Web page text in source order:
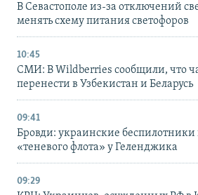
В Севастополе из-за отключений
менять схему питания светофоров
10:45
СМИ: В Wildberries сообщили, что
перенести в Узбекистан и Беларусь
09:41
Бровди: украинские беспилотники
«теневого флота» у Геленджика
09:29